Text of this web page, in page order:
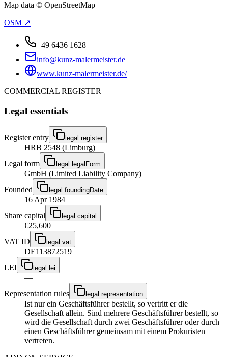
Map data © OpenStreetMap
OSM ↗
+49 6436 1628
info@kunz-malermeister.de
www.kunz-malermeister.de/
COMMERCIAL REGISTER
Legal essentials
Register entry legal.register
HRB 2548 (Limburg)
Legal form
legal.legalForm
GmbH (Limited Liability Company)
Founded
legal.foundingDate
16 Apr 1984
Share capital
legal.capital
€25,600
VAT ID
legal.vat
DE113872519
LEI
legal.lei
—
Representation rules
legal.representation
Ist nur ein Geschäftsführer bestellt, so vertritt er die
Gesellschaft allein. Sind mehrere Geschäftsführer bestellt, so
wird die Gesellschaft durch zwei Geschäftsführer oder durch
einen Geschäftsführer gemeinsam mit einem Prokuristen
vertreten.